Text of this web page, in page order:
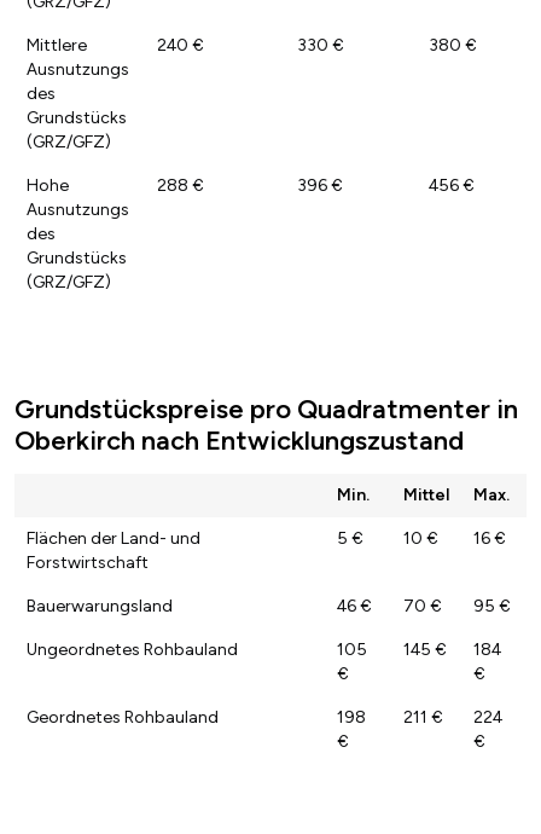
Mittlere
Ausnutzungs
des
Grundstücks
(GRZ/GFZ)
240 € 330 € 380 €
Hohe
Ausnutzungs
des
Grundstücks
(GRZ/GFZ)
288 € 396 € 456 €
Grundstückspreise pro Quadratmenter in
Oberkirch nach Entwicklungszustand
Min. Mittel Max.
Flächen der Land- und
Forstwirtschaft
5 € 10 € 16 €
Bauerwarungsland 46 € 70 € 95 €
Ungeordnetes Rohbauland
105
€
145 €
184
€
Geordnetes Rohbauland
198
€
211 €
224
€